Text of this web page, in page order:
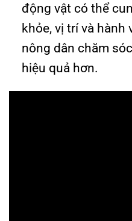
động vật có thể
khỏe, vị trí và hành
nông dân chăm
hiệu quả hơn.